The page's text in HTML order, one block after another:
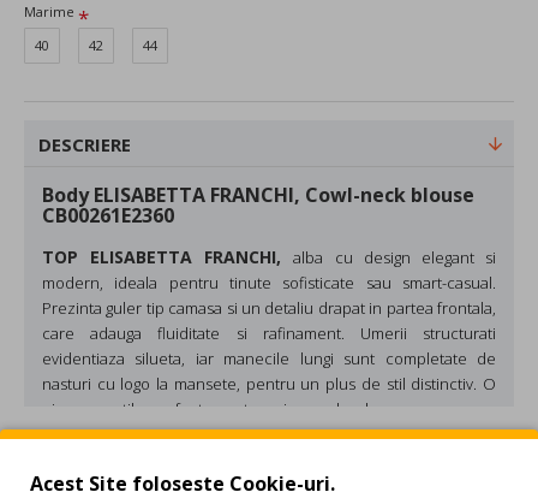
Marime
40
42 44
DESCRIERE
Body ELISABETTA FRANCHI, Cowl-neck blouse
CB00261E2360
TOP ELISABETTA FRANCHI,alba cu design elegant si
modern, ideala pentru tinute sofisticate sau smart-casual.
Prezinta guler tip camasa si un detaliu drapat in partea frontala,
care adauga fluiditate si rafinament. Umerii structurati
evidentiaza silueta, iar manecile lungi sunt completate de
nasturi cu logo la mansete, pentru un plus de stil distinctiv. O
piesa versatila, perfecta pentru orice garderoba.
Culoare: Alb
Acest Site foloseste Cookie-uri.